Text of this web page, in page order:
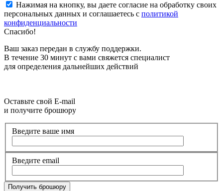
Нажимая на кнопку, вы даете согласие на обработку своих
персональных данных и соглашаетесь с политикой
конфиденциальности
Спасибо!
Ваш заказ передан в службу поддержки.
В течение 30 минут с вами свяжется специалист
для определения дальнейших действий
Оставьте свой E-mail
и получите брошюру
Введите ваше имя
Введите email